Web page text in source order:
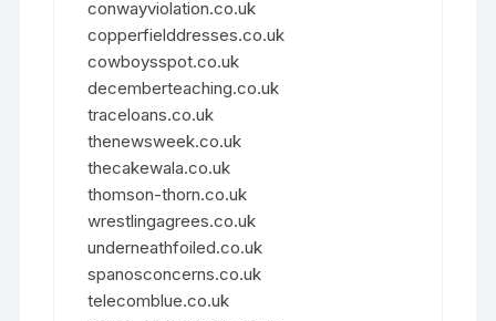
conwayviolation.co.uk
copperfielddresses.co.uk
cowboysspot.co.uk
decemberteaching.co.uk
traceloans.co.uk
thenewsweek.co.uk
thecakewala.co.uk
thomson-thorn.co.uk
wrestlingagrees.co.uk
underneathfoiled.co.uk
spanosconcerns.co.uk
telecomblue.co.uk